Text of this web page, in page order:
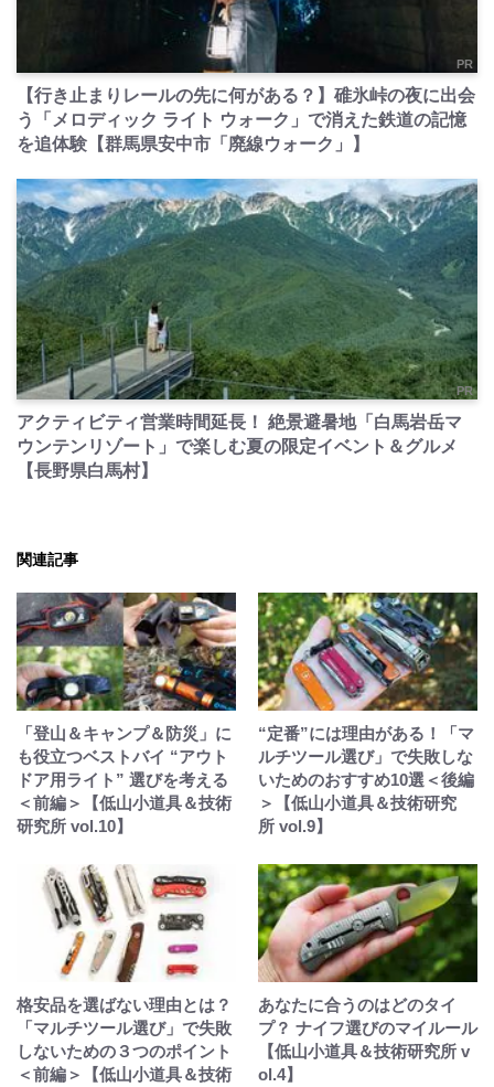
PR
【行き止まりレールの先に何がある？】碓氷峠の夜に出会
う「メロディック ライト ウォーク」で消えた鉄道の記憶
を追体験【群馬県安中市「廃線ウォーク」】
PR
アクティビティ営業時間延長！ 絶景避暑地「白馬岩岳マ
ウンテンリゾート」で楽しむ夏の限定イベント＆グルメ
【長野県白馬村】
関連記事
「登山＆キャンプ＆防災」に
も役立つベストバイ “アウト
ドア用ライト” 選びを考える
＜前編＞【低山小道具＆技術
研究所 vol.10】
“定番”には理由がある！「マ
ルチツール選び」で失敗しな
いためのおすすめ10選＜後編
＞【低山小道具＆技術研究
所 vol.9】
格安品を選ばない理由とは？
「マルチツール選び」で失敗
しないための３つのポイント
＜前編＞【低山小道具＆技術
あなたに合うのはどのタイ
プ？ ナイフ選びのマイルール
【低山小道具＆技術研究所 v
ol.4】